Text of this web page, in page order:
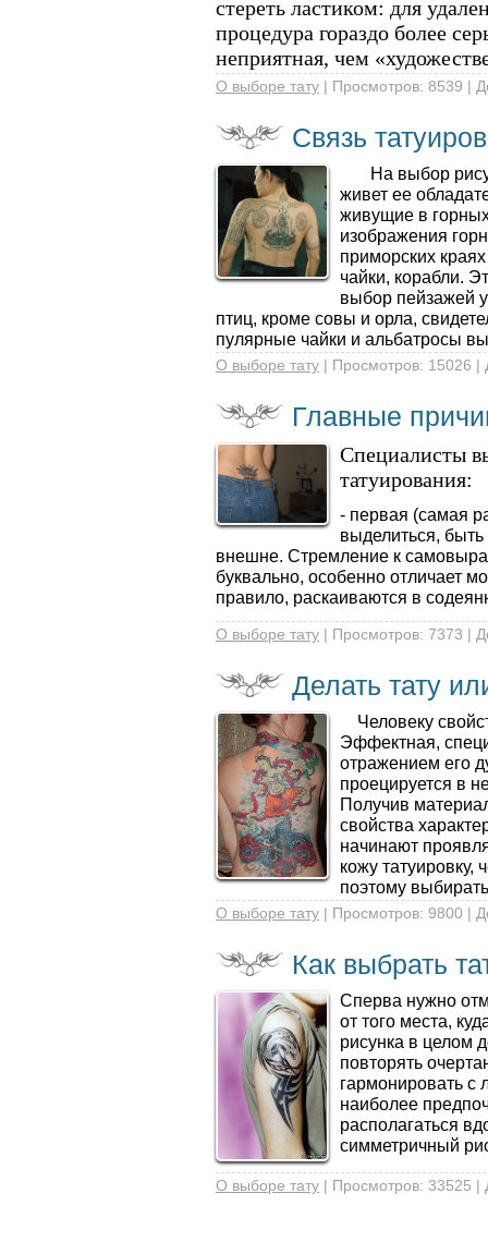
стереть лас­тиком: для
процедура гораздо более
неприятная, чем
О выборе тату | Просмотров: 8539 |
Связь
На выбор
живет ее
живущие в
изображения
приморских
чайки, корабли.
выбор пейзажей
птиц, кроме совы и орла,
пулярные чайки и альбатросы
О выборе тату | Просмотров: 15026 |
Главные
Специалисты
татуирования:
- первая (самая
выделиться,
внешне. Стремление к
буквально, особенно отлича­ет
правило, раскаиваются в
О выборе тату | Просмотров: 7373 |
Делать тату
Человеку
Эффектная,
отражением его
проецируется в
Получив
свойства
начинают
кожу татуировку,
поэтому
О выборе тату | Просмотров: 9800 |
Как выбрать
Сперва нужно
от того места,
рисунка в целом
повторять
гармонировать с
наиболее
располагаться
симметричный
О выборе тату | Просмотров: 33525 |